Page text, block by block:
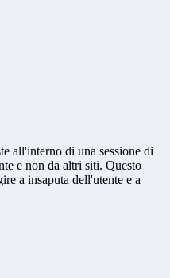
all'interno di una sessione di
e non da altri siti. Questo
a insaputa dell'utente e a